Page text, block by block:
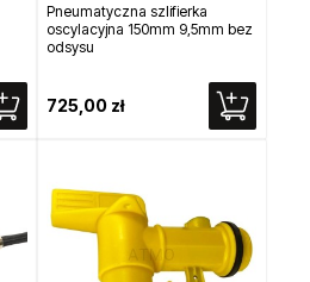
Pneumatyczna szlifierka
oscylacyjna 150mm 9,5mm bez
odsysu
725,00 zł